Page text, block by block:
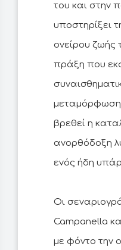
του και στην
υποστηρίξει
ονείρου ζωής
πράξη που
βρεθεί η
ανορθόδοξη
ενός ήδη
Οι
Campanella
με φόντο την